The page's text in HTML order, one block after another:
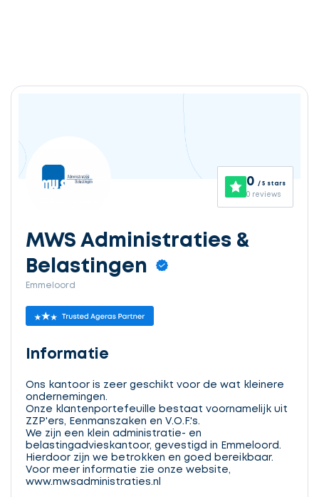
0 / 5 stars
0 reviews
MWS Administraties &
Belastingen
Emmeloord
Informatie
Ons kantoor is zeer geschikt voor de wat kleinere
ondernemingen.
Onze klantenportefeuille bestaat voornamelijk uit
ZZP'ers, Eenmanszaken en V.O.F.'s.
We zijn een klein administratie- en
belastingadvieskantoor, gevestigd in Emmeloord.
Hierdoor zijn we betrokken en goed bereikbaar.
Voor meer informatie zie onze website,
www.mwsadministraties.nl